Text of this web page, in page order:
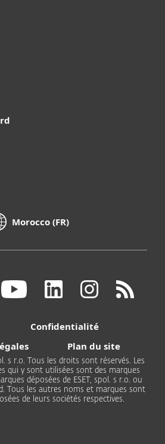
Morocco (FR)
Confidentialité
Plan du site
s r.o. Tous les droits sont réservés. Les
qui y sont utilisées sont des marques
déposées de ESET, spol. s r.o. ou
Tous les autres noms et marques sont
de leurs sociétés respectives.